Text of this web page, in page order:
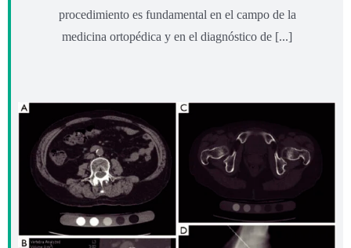
procedimiento es fundamental en el campo de la
medicina ortopédica y en el diagnóstico de [...]